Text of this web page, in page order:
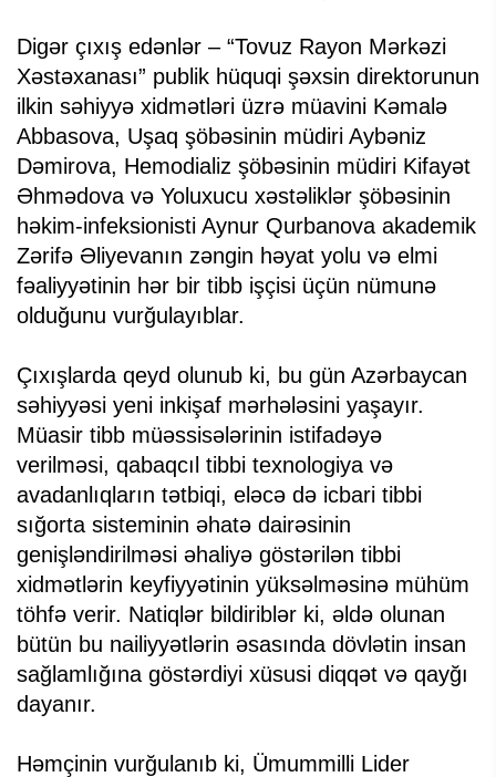
Digər çıxış edənlər – “Tovuz Rayon Mərkəzi
Xəstəxanası” publik hüquqi şəxsin direktorunun
ilkin səhiyyə xidmətləri üzrə müavini Kəmalə
Abbasova, Uşaq şöbəsinin müdiri Aybəniz
Dəmirova, Hemodializ şöbəsinin müdiri Kifayət
Əhmədova və Yoluxucu xəstəliklər şöbəsinin
həkim-infeksionisti Aynur Qurbanova akademik
Zərifə Əliyevanın zəngin həyat yolu və elmi
fəaliyyətinin hər bir tibb işçisi üçün nümunə
olduğunu vurğulayıblar.
Çıxışlarda qeyd olunub ki, bu gün Azərbaycan
səhiyyəsi yeni inkişaf mərhələsini yaşayır.
Müasir tibb müəssisələrinin istifadəyə
verilməsi, qabaqcıl tibbi texnologiya və
avadanlıqların tətbiqi, eləcə də icbari tibbi
sığorta sisteminin əhatə dairəsinin
genişləndirilməsi əhaliyə göstərilən tibbi
xidmətlərin keyfiyyətinin yüksəlməsinə mühüm
töhfə verir. Natiqlər bildiriblər ki, əldə olunan
bütün bu nailiyyətlərin əsasında dövlətin insan
sağlamlığına göstərdiyi xüsusi diqqət və qayğı
dayanır.
Həmçinin vurğulanıb ki, Ümummilli Lider